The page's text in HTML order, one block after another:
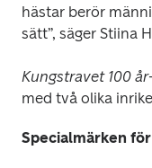
hästar berör
sätt”, säger Stiina
Kungstravet 100
med två olika
Specialmärken